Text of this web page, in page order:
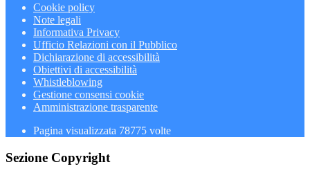
Cookie policy
Note legali
Informativa Privacy
Ufficio Relazioni con il Pubblico
Dichiarazione di accessibilità
Obiettivi di accessibilità
Whistleblowing
Gestione consensi cookie
Amministrazione trasparente
Pagina visualizzata 78775 volte
Sezione Copyright